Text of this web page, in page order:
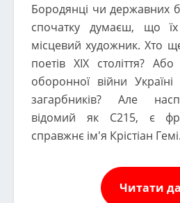
Бородянці чи державних
спочатку думаєш, що
місцевий художник. Хто
поетів ХІХ століття?
оборонної війни
загарбників? Але
відомий як C215, є
справжнє ім'я Крістіан Гемі.
Читати